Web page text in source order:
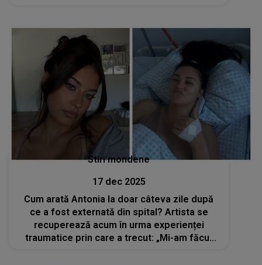
Stiri mondene
17 dec 2025
Cum arată Antonia la doar câteva zile după
ce a fost externată din spital? Artista se
recuperează acum în urma experienței
traumatice prin care a trecut: „Mi-am făcut